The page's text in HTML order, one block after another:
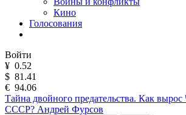
Кино
Голосования
Войти
¥ 0.52
$ 81.41
€ 94.06
Тайна двойного предательства. Как
СССР? Андрей Фурсов